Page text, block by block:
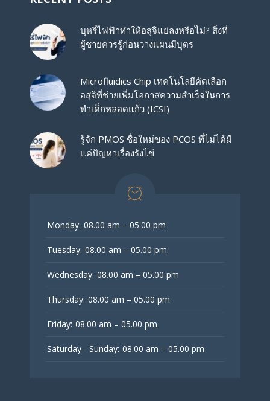
บุหรี่ไฟฟ้าทำให้อสุจิแย่ลงหรือไม่? สิ่งที่
ผู้ชายควรรู้ก่อนวางแผนมีบุตร
Microfluidics Chip เทคโนโลยีคัดเลือก
อสุจิที่ช่วยเพิ่มโอกาสความสำเร็จในการ
ทำเด็กหลอดแก้ว (ICSI)
รู้จัก PMOS ชื่อใหม่ของ PCOS ที่ไม่ได้มี
แค่ปัญหาเรื่องรังไข่
Monday: 08.00 am – 05.00 pm
Tuesday: 08.00 am – 05.00 pm
Wednesday: 08.00 am – 05.00 pm
Thursday: 08.00 am – 05.00 pm
Friday: 08.00 am – 05.00 pm
Saturday - Sunday: 08.00 am – 05.00 pm